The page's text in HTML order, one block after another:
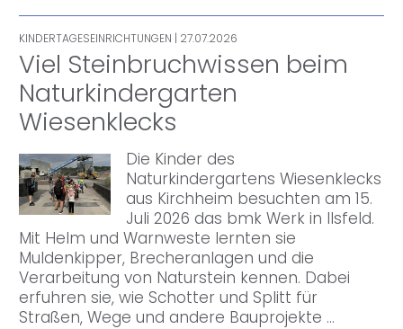
KINDERTAGESEINRICHTUNGEN | 27.07.2026
Viel Steinbruchwissen beim
Naturkindergarten
Wiesenklecks
Die Kinder des
Naturkindergartens Wiesenklecks
aus Kirchheim besuchten am 15.
Juli 2026 das bmk Werk in Ilsfeld.
Mit Helm und Warnweste lernten sie
Muldenkipper, Brecheranlagen und die
Verarbeitung von Naturstein kennen. Dabei
erfuhren sie, wie Schotter und Splitt für
Straßen, Wege und andere Bauprojekte …